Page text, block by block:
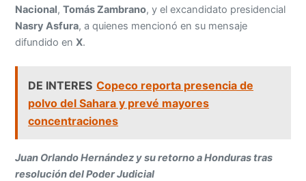
Nacional,Tomás Zambrano, y el excandidato presidencial
Nasry Asfura, a quienes mencionó en su mensaje
difundido enX.
DE INTERES Copeco reporta presencia de
polvo del Sahara y prevé mayores
concentraciones
Juan Orlando Hernández y su retorno a Honduras tras
resolución del Poder Judicial